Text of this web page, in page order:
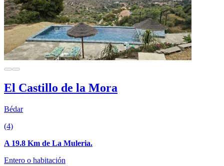
El Castillo de la Mora
Bédar
(4)
A 19.8 Km de La Muleria.
Entero o habitación